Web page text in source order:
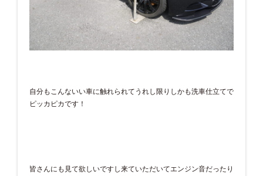
自分もこんないい車に触れられてうれし限りしかも洗車仕立てで
ピッカピカです！
皆さんにも見て欲しいですし来ていただいてエンジン音だったり